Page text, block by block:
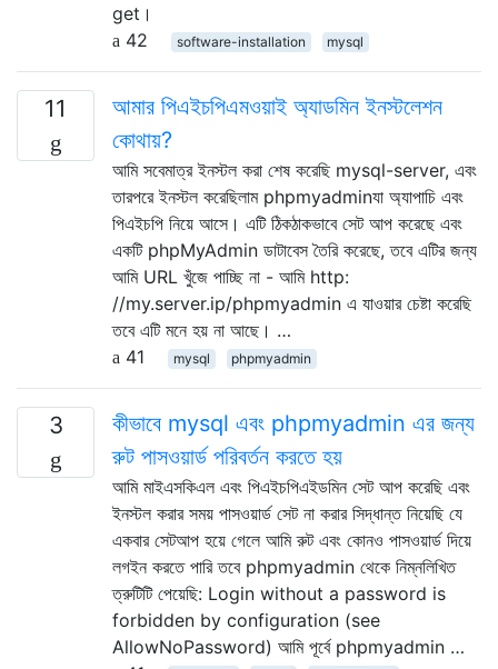
get।
42
software-installation mysql
11
আমার পিএইচপিএমওয়াই অ্যাডমিন ইনস্টলেশন
কোথায়?
আমি সবেমাত্র ইনস্টল করা শেষ করেছি mysql-server, এবং
তারপরে ইনস্টল করেছিলাম phpmyadminযা অ্যাপাচি এবং
পিএইচপি নিয়ে আসে। এটি ঠিকঠাকভাবে সেট আপ করেছে এবং
একটি phpMyAdmin ডাটাবেস তৈরি করেছে, তবে এটির জন্য
আমি URL খুঁজে পাচ্ছি না - আমি http:
//my.server.ip/phpmyadmin এ যাওয়ার চেষ্টা করেছি
তবে এটি মনে হয় না আছে। …
41
mysql phpmyadmin
3
কীভাবে mysql এবং phpmyadmin এর জন্য
রুট পাসওয়ার্ড পরিবর্তন করতে হয়
আমি মাইএসকিএল এবং পিএইচপিএইডমিন সেট আপ করেছি এবং
ইনস্টল করার সময় পাসওয়ার্ড সেট না করার সিদ্ধান্ত নিয়েছি যে
একবার সেটআপ হয়ে গেলে আমি রুট এবং কোনও পাসওয়ার্ড দিয়ে
লগইন করতে পারি তবে phpmyadmin থেকে নিম্নলিখিত
ত্রুটিটি পেয়েছি: Login without a password is
forbidden by configuration (see
AllowNoPassword) আমি পূর্বে phpmyadmin …